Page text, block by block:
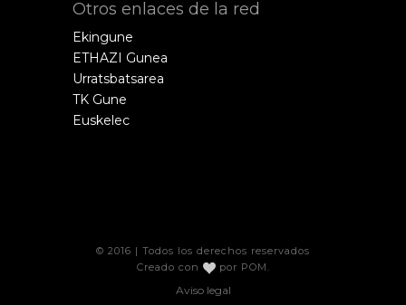
Otros enlaces de la red
Ekingune
ETHAZI Gunea
Urratsbatsarea
TK Gune
Euskelec
© 2016 | Todos los derechos reservados
Creado con
por POM .
Aviso legal